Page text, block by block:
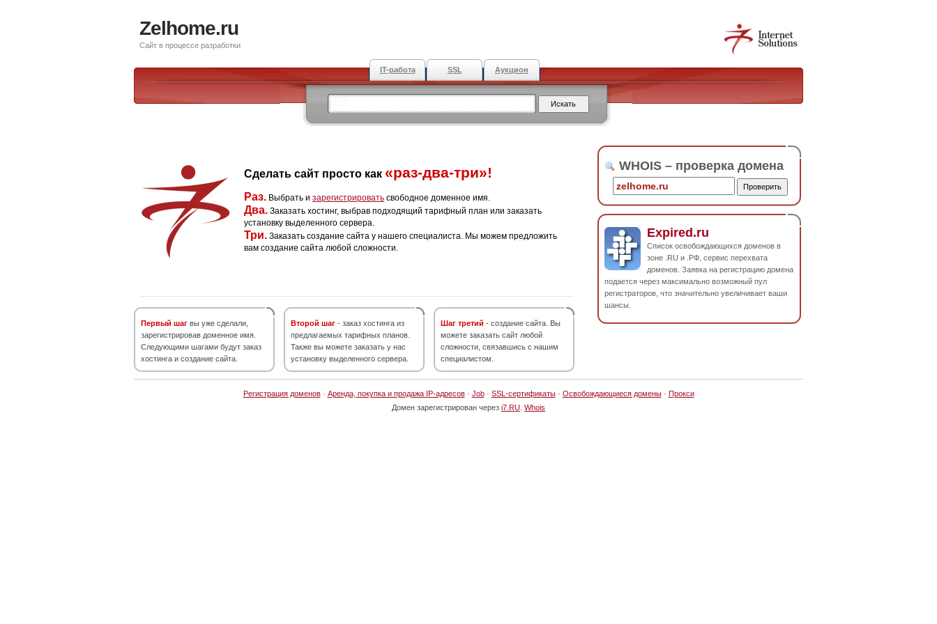
Zelhome.ru
Сайт в процессе разработки
IT-работа SSL Аукцион
Сделать сайт просто как «раз-два-три»!
Раз. Выбрать и зарегистрировать свободное доменное имя.
Два. Заказать хостинг, выбрав подходящий тарифный план или заказать
установку выделенного сервера.
Три. Заказать создание сайта у нашего специалиста. Мы можем предложить
вам создание сайта любой сложности.
Первый шаг вы уже сделали,
зарегистрировав доменное имя.
Следующими шагами будут заказ
хостинга и создание сайта.
Второй шаг - заказ хостинга из
предлагаемых тарифных планов.
Также вы можете заказать у нас
установку выделенного сервера.
Шаг третий - создание сайта. Вы
можете заказать сайт любой
сложности, связавшись с нашим
специалистом.
WHOIS – проверка домена
Expired.ru
Список освобождающихся доменов в
зоне .RU и .РФ, сервис перехвата
доменов. Заявка на регистрацию домена
подается через максимально возможный пул
регистраторов, что значительно увеличивает ваши
шансы.
Регистрация доменов· Аренда, покупка и продажа IP-адресов· Job· SSL-сертификаты· Освобождающиеся домены· Прокси
Домен зарегистрирован через i7.RU Whois